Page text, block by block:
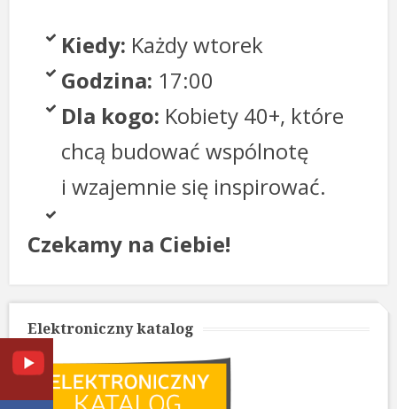
Kiedy: Każdy wtorek
Godzina: 17:00
Dla kogo: Kobiety 40+, które
chcą budować wspólnotę
i wzajemnie się inspirować.
Czekamy na Ciebie!
Elektroniczny katalog